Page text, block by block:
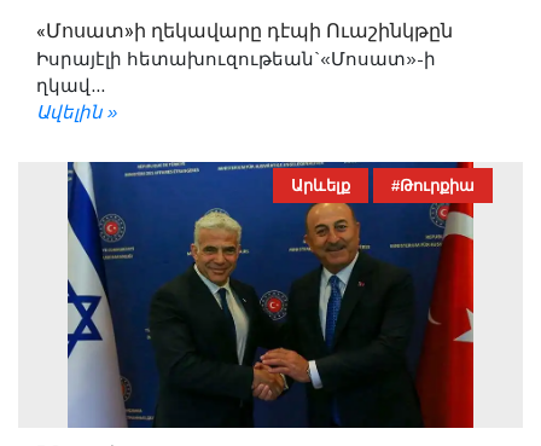
«Մոսատ»ի ղեկավարը դէպի Ուաշինկթըն
Իսրայէլի հետախուզութեան`«Մոսատ»-ի
ղկավ...
Ավելին »
Արևելք #Թուրքիա